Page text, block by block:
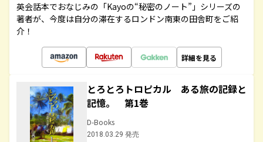
英会話本でおなじみの「Kayoの“秘密のノート”」シリーズの
著者が、今度は自分の滞在するロンドン南東の田舎町をご紹
介！
詳細を見る
とろとろトロピカル ある旅の記録と
記憶。 第1巻
D-Books
2018.03.29 発売